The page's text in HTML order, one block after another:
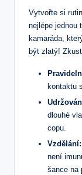
Vytvořte si
nejlépe jednou
kamaráda,
být zlatý!
kontaktu
dlouhé
copu.
Vzdělání:
není
šance na